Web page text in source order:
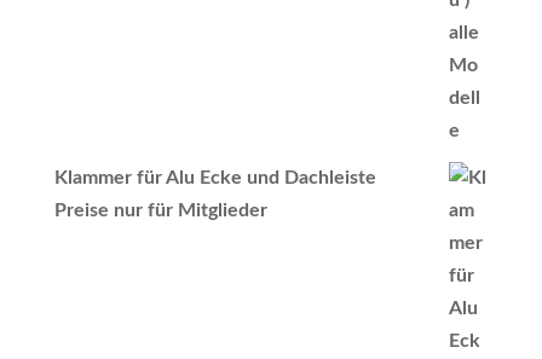
Klammer für Alu Ecke und Dachleiste
Preise nur für Mitglieder